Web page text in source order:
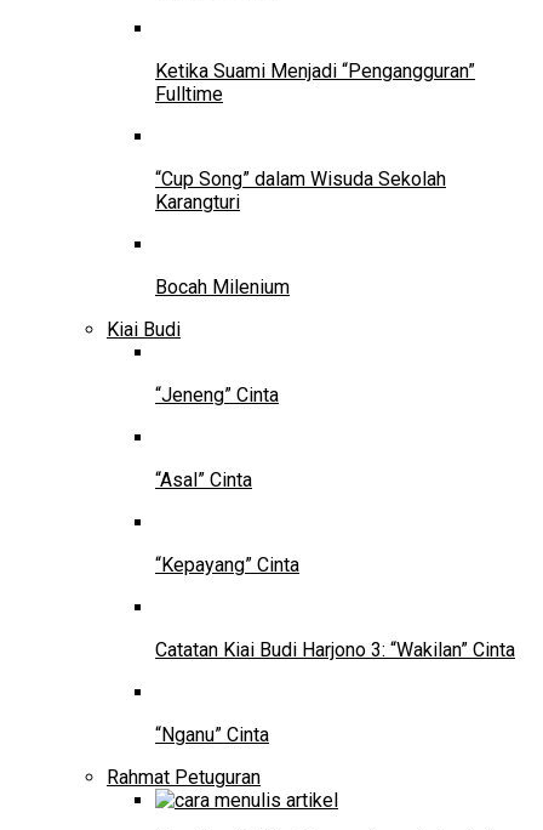
Ketika Suami Menjadi “Pengangguran”
Fulltime
“Cup Song” dalam Wisuda Sekolah
Karangturi
Bocah Milenium
Kiai Budi
“Jeneng” Cinta
“Asal” Cinta
“Kepayang” Cinta
Catatan Kiai Budi Harjono 3: “Wakilan” Cinta
“Nganu” Cinta
Rahmat Petuguran